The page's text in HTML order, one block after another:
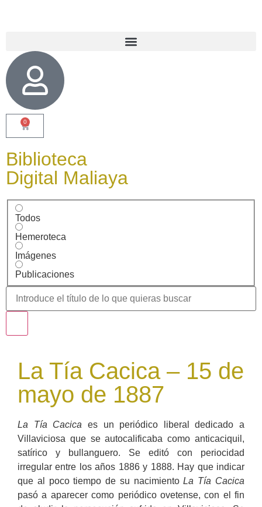
0
Biblioteca
Digital Maliaya
Todos
Hemeroteca
Imágenes
Publicaciones
La Tía Cacica – 15 de
mayo de 1887
La Tía Cacica es un periódico liberal dedicado a
Villaviciosa que se autocalificaba como anticaciquil,
satírico y bullanguero. Se editó con periocidad
irregular entre los años 1886 y 1888. Hay que indicar
que al poco tiempo de su nacimientoLa Tía Cacica
pasó a aparecer como periódico ovetense, con el fin